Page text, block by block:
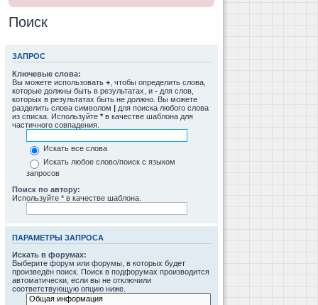
Поиск
ЗАПРОС
Ключевые слова:
Вы можете использовать + , чтобы определить слова,
которые должны быть в результатах, и - для слов,
которых в результатах быть не должно. Вы можете
разделить слова символом | для поиска любого слова
из списка. Используйте * в качестве шаблона для
частичного совпадения.
Искать все слова
Искать любое слово/поиск с языком
запросов
Поиск по автору:
Используйте * в качестве шаблона.
ПАРАМЕТРЫ ЗАПРОСА
Искать в форумах:
Выберите форум или форумы, в которых будет
произведён поиск. Поиск в подфорумах производится
автоматически, если вы не отключили
соответствующую опцию ниже.